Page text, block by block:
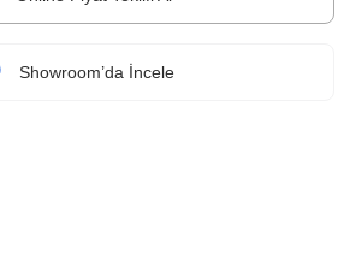
Showroom’da İncele